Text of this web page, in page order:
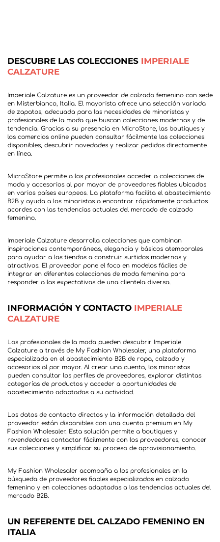
DESCUBRE LAS COLECCIONES IMPERIALE
CALZATURE
Imperiale Calzature es un proveedor de calzado femenino con sede
en Misterbianco, Italia. El mayorista ofrece una selección variada
de zapatos, adecuada para las necesidades de minoristas y
profesionales de la moda que buscan colecciones modernas y de
tendencia. Gracias a su presencia en MicroStore, las boutiques y
los comercios online pueden consultar fácilmente las colecciones
disponibles, descubrir novedades y realizar pedidos directamente
MicroStore permite a los profesionales acceder a colecciones de
moda y accesorios al por mayor de proveedores fiables ubicados
en varios países europeos. La plataforma facilita el abastecimiento
B2B y ayuda a los minoristas a encontrar rápidamente productos
acordes con las tendencias actuales del mercado de calzado
Imperiale Calzature desarrolla colecciones que combinan
inspiraciones contemporáneas, elegancia y básicos atemporales
para ayudar a las tiendas a construir surtidos modernos y
atractivos. El proveedor pone el foco en modelos fáciles de
integrar en diferentes colecciones de moda femenina para
INFORMACIÓN Y CONTACTO IMPERIALE
CALZATURE
Los profesionales de la moda pueden descubrir Imperiale
Calzature a través de My Fashion Wholesaler, una plataforma
especializada en el abastecimiento B2B de ropa, calzado y
accesorios al por mayor. Al crear una cuenta, los minoristas
pueden consultar los perfiles de proveedores, explorar distintas
categorías de productos y acceder a oportunidades de
Los datos de contacto directos y la información detallada del
proveedor están disponibles con una cuenta premium en My
Fashion Wholesaler. Esta solución permite a boutiques y
revendedores contactar fácilmente con los proveedores, conocer
My Fashion Wholesaler acompaña a los profesionales en la
búsqueda de proveedores fiables especializados en calzado
femenino y en colecciones adaptadas a las tendencias actuales del
UN REFERENTE DEL CALZADO FEMENINO EN
ITALIA